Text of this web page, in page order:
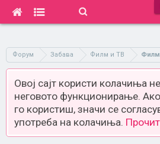
Форум Забава Филм и ТВ
Овој сајт користи колачиња
неговото функционирање.
го користиш, значи се
употреба на колачиња.